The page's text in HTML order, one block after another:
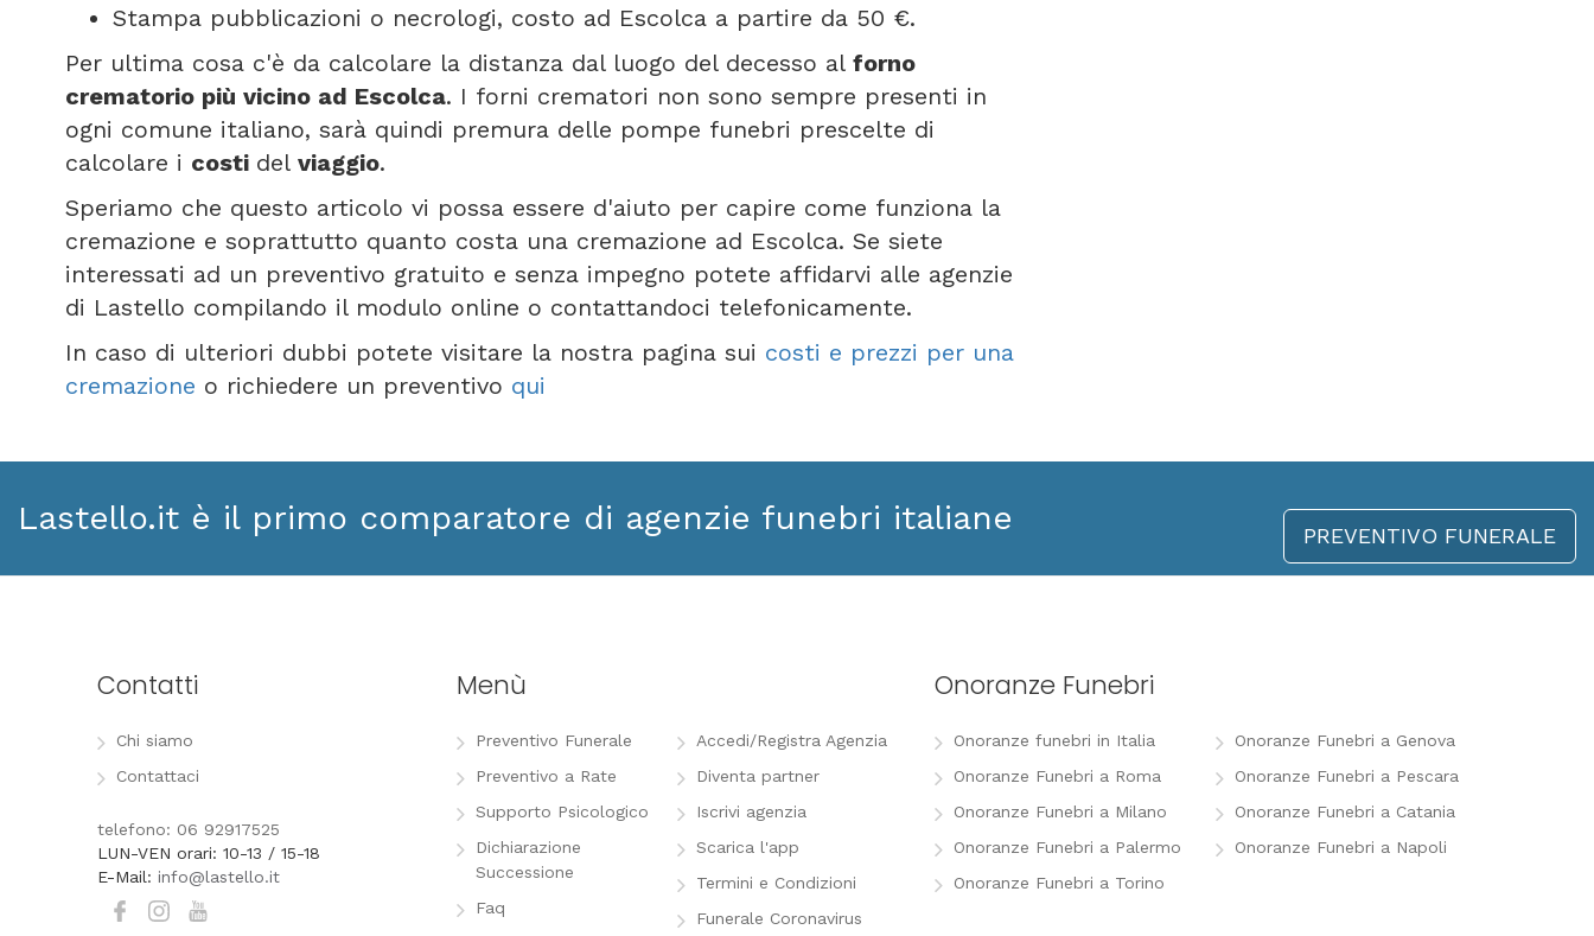
Stampa pubblicazioni o necrologi, costo ad Escolca a partire da 50 €.
Per ultima cosa c'è da calcolare la distanza dal luogo del decesso al forno
crematorio più vicino ad Escolca. I forni crematori non sono sempre presenti in
ogni comune italiano, sarà quindi premura delle pompe funebri prescelte di
calcolare i costi del viaggio.
Speriamo che questo articolo vi possa essere d'aiuto per capire come funziona la
cremazione e soprattutto quanto costa una cremazione ad Escolca. Se siete
interessati ad un preventivo gratuito e senza impegno potete affidarvi alle agenzie
di Lastello compilando il modulo online o contattandoci telefonicamente.
In caso di ulteriori dubbi potete visitare la nostra pagina sui costi e prezzi per una
cremazione o richiedere un preventivo qui
Lastello.it è il primo comparatore di agenzie funebri italiane PREVENTIVO FUNERALE
Contatti
Chi siamo
Contattaci
telefono: 06 92917525
LUN-VEN orari: 10-13 / 15-18
E-Mail: info@lastello.it
Menù
Preventivo Funerale
Preventivo a Rate
Supporto Psicologico
Dichiarazione
Successione
Faq
Accedi/Registra Agenzia
Diventa partner
Iscrivi agenzia
Scarica l'app
Termini e Condizioni
Funerale Coronavirus
Onoranze Funebri
Onoranze funebri in Italia
Onoranze Funebri a Roma
Onoranze Funebri a Milano
Onoranze Funebri a Palermo
Onoranze Funebri a Torino
Onoranze Funebri a Genova
Onoranze Funebri a Pescara
Onoranze Funebri a Catania
Onoranze Funebri a Napoli